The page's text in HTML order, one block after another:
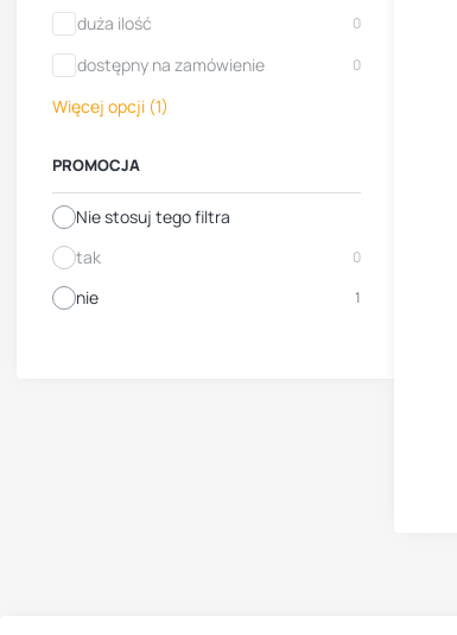
duża ilość 0
dostępny na zamówienie 0
Więcej opcji (1)
PROMOCJA
Nie stosuj tego filtra
tak
0
nie 1